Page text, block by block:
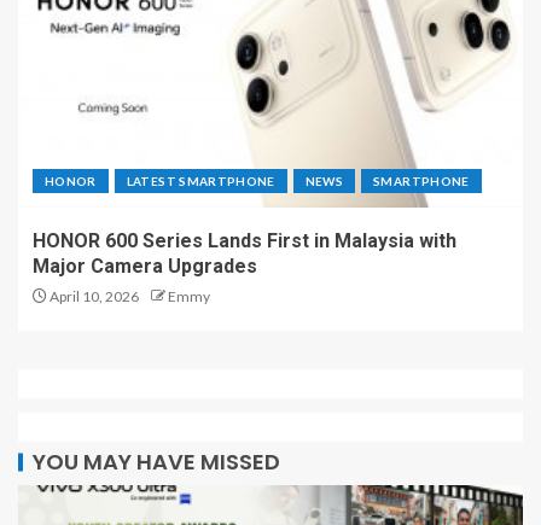
HONOR LATEST SMARTPHONE NEWS SMARTPHONE
HONOR 600 Series Lands First in Malaysia with
Major Camera Upgrades
April 10, 2026 Emmy
YOU MAY HAVE MISSED